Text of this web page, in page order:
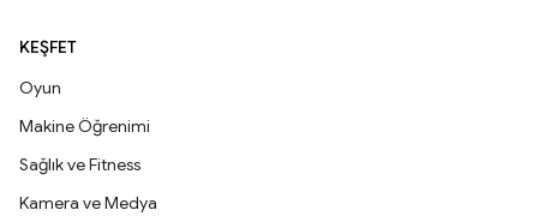
KEŞFET
Oyun
Makine Öğrenimi
Sağlık ve Fitness
Kamera ve Medya